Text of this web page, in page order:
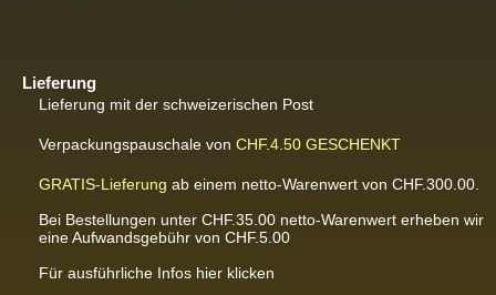
Lieferung
Lieferung mit der schweizerischen Post
Verpackungspauschale von CHF.4.50 GESCHENKT
GRATIS-Lieferung ab einem netto-Warenwert von CHF.300.00.
Bei Bestellungen unter CHF.35.00 netto-Warenwert erheben wir
eine Aufwandsgebühr von CHF.5.00
<br
Für ausführliche Infos hier klicken